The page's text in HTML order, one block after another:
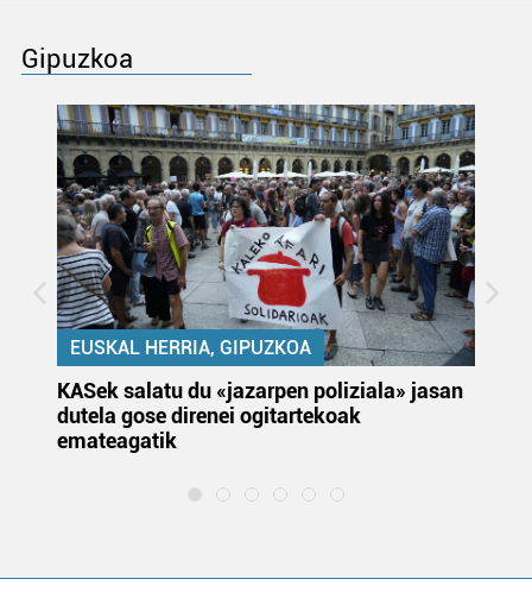
Gipuzkoa
EUSKAL HERRIA, GIPUZKOA
KASek salatu du «jazarpen poliziala» jasan
dutela gose direnei ogitartekoak
emateagatik